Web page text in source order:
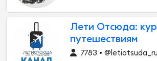
Лети Отсюда:
путешествиям
7783 • @letiotsuda_ru